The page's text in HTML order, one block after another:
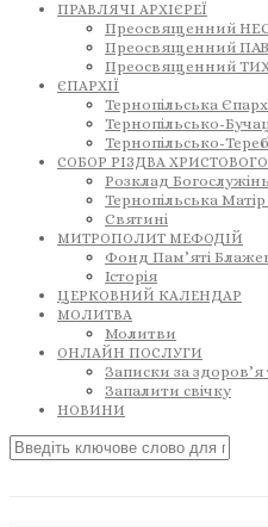
ПРАВЛЯЧІ АРХІЄРЕЇ
Преосвященний
Преосвященний
Преосвященний
ЄПАРХІЇ
Тернопільська
Тернопільсько-
Тернопільсько-
СОБОР РІЗДВА ХРИСТОВОГО
Розклад Богослужінь
Тернопільська
Святині
МИТРОПОЛИТ МЕФОДІЙ
Фонд Пам’яті
Історія
ЦЕРКОВНИЙ КАЛЕНДАР
МОЛИТВА
Молитви
ОНЛАЙН ПОСЛУГИ
Записки за здоров’я
Запалити свічку
НОВИНИ